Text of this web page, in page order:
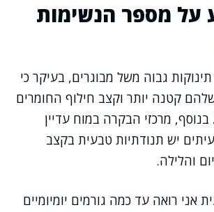
על מספר הנשימות
גבוה משל מבוגרים, בעיקר כי
קטנה יותר וקצב חילוף החומרים
מרכזי הבקרה במוח עדיין
יש תנודתיות טבעית בקצב
והלילה.
אני רואה עד כמה גורמים יומיומיים